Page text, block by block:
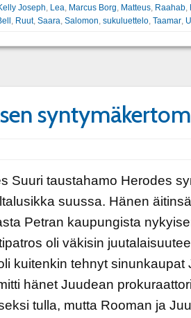
Joseph Lea Marcus Borg Matteus, Raahab,
Ruut, Saara Salomon sukuluettelo, Taamar,
taustahamo Herodes
suussa. Hänen
Petran kaupungista
oli väkisin
kuitenkin tehnyt sinunkaupat
hänet Juudean
tulla, mutta Rooman ja